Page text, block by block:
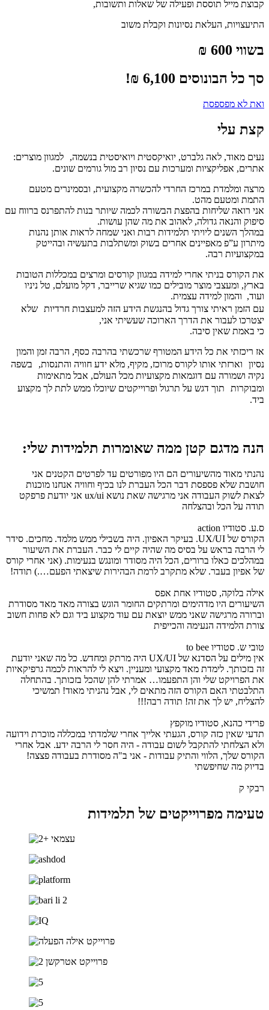
קבוצת מייל תוססת ופעילה של שאלות ותשובות,
התיעצויות, העלאת נסיונות וקבלת משוב
בשווי 600 ₪
סך כל הבונוסים 6,100 ₪!
ואת לא מפספסת
קצת עלי
נעים מאוד, לאה גלברט, יואיקסטית ויואיסטית בנשמה, למגוון מוצרים:
אתרים, אפליקציות ומערכות עם נסיון רב מול גורמים שונים.
מרצה ומלמדת במרכז החרדי להכשרה מקצועית, ובסמינרים מטעם
התמת ומטעם מהט.
אני רואה שליחות בהפצת הבשורה לכמה שיותר בנות להתפרנס ברווח עם
סיפוק והנאה גדולה, לאהוב את מה שהן עושות.
במהלך השנים ליויתי תלמידות רבות ואני שמחה לראות אותן נהנות
מיתרון ע”פ מאפיינים אחרים בשוק ומשתלבות בתעשיה ובהייטק
במקצועיות רבה.
את הקורס בניתי אחרי למידה במגוון קורסים ומרצים במכללות הטובות
בארץ, ומעצבי מוצר מובילים כמו שגיא שרייבר, דקל מועלם, טל ניניו
ועוד, והמון למידה עצמית.
עם הזמן ראיתי צורך גדול בהנגשת הידע הזה למעצבות חרדיות שלא
יצטרכו לעבור את הדרך הארוכה שעשיתי אני,
כי באמת שאין סיבה.
אז ריכזתי את כל הידע המטורף שרכשתי בהרבה כסף, הרבה זמן והמון
נסיון וארזתי אותו לקורס מרוכז, מקיף, מלא ידע חוויה והתנסות, בשפה
נקיה ושמורה עם דוגמאות מקצועיות מכל העולם, אבל מתאימות
ומבוקרות תוך דגש על תרגול ופרוייקטים שיוכלו ממש לתת לך מקצוע
ביד.
הנה מדגם קטן ממה שאומרות תלמידות שלי:
נהנתי מאוד מהשיעורים הם היו מפורטים עד לפרטים הקטנים אני
חושבת שלא פספסת דבר הכל העברת לנו בכיף וחוויה אנחנו מוכנות
לצאת לשוק העבודה אני מרגישה שאת נושא ux/ui אני יודעת פרפקט
תודה על הכל ובהצלחה
ס.ע. סטודיו action
הקורס של UX/UI. בעיקר האפיון. היה בשבילי ממש מלמד. מחכים. סידר
לי הרבה בראש על בסיס מה שהיה קיים לי כבר. העברת את השיעור
במהלכים כאלו ברורים, הכל היה מסודר ומונגש בנעימות. (אני אחרי קורס
של אפיון בעבר. שלא מתקרב לרמת הבהירות שיצאתי הפעם….) תודה!
אילה בלוקה, סטודיו אחת אפס
השיעורים היו מדהימים ומרתקים החומר הוגש בצורה מאד מאד מסודרת
וברורה מרגישה שאני ממש יוצאת עם עוד מקצוע ביד וגם לא פחות חשוב
צורת הלמידה הנעימה והכייפית
טובי ש. סטודיו to bee
אין מילים על הסדנא של UX/UI היה מרתק ומחדש. כל מה שאני יודעת
זה בזכותך. לימדת מאד מקצועי ומעניין. ויצא לי להראות לכמה גרפיקאיות
את הפרויקט שלי והן התפעמו… אמרתי להן שהכל בזכותך. בהתחלה
התלבטתי האם הקורס הזה מתאים לי, אבל נהניתי מאוד! תמשיכי
להצליח, יש לך את זה! תודה רבה!!!
פרידי כהנא, סטודיו מוקפץ
תדעי שאין כזה קורס, הגעתי אלייך אחרי שלמדתי במכללה מוכרת וידועה
ולא הצלחתי להתקבל לשום עבודה - היה חסר לי הרבה ידע. אבל אחרי
הקורס שלך, הלווי והתיק עבודות - אני ב"ה מסודרת בעבודה פצצה!
בדיוק מה שחיפשתי
רבקי ק
טעימה מפרוייקטים של תלמידות